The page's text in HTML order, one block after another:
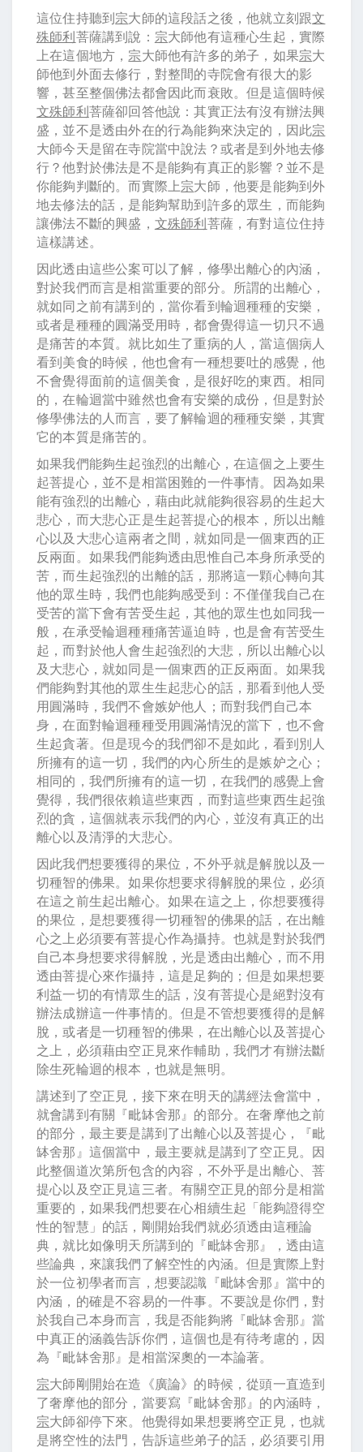
這位住持聽到宗大師的這段話之後，他就立刻跟文
殊師利菩薩講到說： 宗大師他有這種心生起，實際
上在這個地方， 宗大師他有許多的弟子，如果宗大
師他到外面去修行，對整間的寺院會有很大的影
響，甚至整個佛法都會因此而衰敗。但是這個時候
文殊師利菩薩卻回答他說：其實正法有沒有辦法興
盛，並不是透由外在的行為能夠來決定的，因此宗
大師今天是留在寺院當中說法？或者是到外地去修
行？他對於佛法是不是能夠有真正的影響？並不是
你能夠判斷的。而實際上宗大師，他要是能夠到外
地去修法的話，是能夠幫助到許多的眾生，而能夠
讓佛法不斷的興盛， 文殊師利菩薩，有對這位住持
這樣講述。
因此透由這些公案可以了解，修學出離心的內涵，
對於我們而言是相當重要的部分。所謂的出離心，
就如同之前有講到的，當你看到輪迴種種的安樂，
或者是種種的圓滿受用時，都會覺得這一切只不過
是痛苦的本質。就比如生了重病的人，當這個病人
看到美食的時候，他也會有一種想要吐的感覺，他
不會覺得面前的這個美食，是很好吃的東西。相同
的，在輪迴當中雖然也會有安樂的成份，但是對於
修學佛法的人而言，要了解輪迴的種種安樂，其實
它的本質是痛苦的。
如果我們能夠生起強烈的出離心，在這個之上要生
起菩提心，並不是相當困難的一件事情。因為如果
能有強烈的出離心，藉由此就能夠很容易的生起大
悲心，而大悲心正是生起菩提心的根本，所以出離
心以及大悲心這兩者之間，就如同是一個東西的正
反兩面。如果我們能夠透由思惟自己本身所承受的
苦，而生起強烈的出離的話，那將這一顆心轉向其
他的眾生時，我們也能夠感受到：不僅僅我自己在
受苦的當下會有苦受生起，其他的眾生也如同我一
般，在承受輪迴種種痛苦逼迫時，也是會有苦受生
起，而對於他人會生起強烈的大悲，所以出離心以
及大悲心，就如同是一個東西的正反兩面。如果我
們能夠對其他的眾生生起悲心的話，那看到他人受
用圓滿時，我們不會嫉妒他人；而對我們自己本
身，在面對輪迴種種受用圓滿情況的當下，也不會
生起貪著。但是現今的我們卻不是如此，看到別人
所擁有的這一切，我們的內心所生的是嫉妒之心；
相同的，我們所擁有的這一切，在我們的感覺上會
覺得，我們很依賴這些東西，而對這些東西生起強
烈的貪，這個就表示我們的內心，並沒有真正的出
離心以及清淨的大悲心。
因此我們想要獲得的果位，不外乎就是解脫以及一
切種智的佛果。如果你想要求得解脫的果位，必須
在這之前生起出離心。如果在這之上，你想要獲得
的果位，是想要獲得一切種智的佛果的話，在出離
心之上必須要有菩提心作為攝持。也就是對於我們
自己本身想要求得解脫，光是透由出離心，而不用
透由菩提心來作攝持，這是足夠的；但是如果想要
利益一切的有情眾生的話，沒有菩提心是絕對沒有
辦法成辦這一件事情的。但是不管想要獲得的是解
脫，或者是一切種智的佛果，在出離心以及菩提心
之上，必須藉由空正見來作輔助，我們才有辦法斷
除生死輪迴的根本，也就是無明。
講述到了空正見，接下來在明天的講經法會當中，
就會講到有關『毗缽舍那』的部分。在奢摩他之前
的部分，最主要是講到了出離心以及菩提心，『毗
缽舍那』這個當中，最主要就是講到了空正見。因
此整個道次第所包含的內容，不外乎是出離心、菩
提心以及空正見這三者。有關空正見的部分是相當
重要的，如果我們想要在心相續生起「能夠證得空
性的智慧」的話，剛開始我們就必須透由這種論
典，就比如像明天所講到的『毗缽舍那』，透由這
些論典，來讓我們了解空性的內涵。但是實際上對
於一位初學者而言，想要認識『毗缽舍那』當中的
內涵，的確是不容易的一件事。不要說是你們，對
於我自己本身而言，我是否能夠將『毗缽舍那』當
中真正的涵義告訴你們，這個也是有待考慮的，因
為『毗缽舍那』是相當深奧的一本論著。
宗大師剛開始在造《廣論》的時候，從頭一直造到
了奢摩他的部分，當要寫『毗缽舍那』的內涵時，
宗大師卻停下來。他覺得如果想要將空正見，也就
是將空性的法門，告訴這些弟子的話，必須要引用